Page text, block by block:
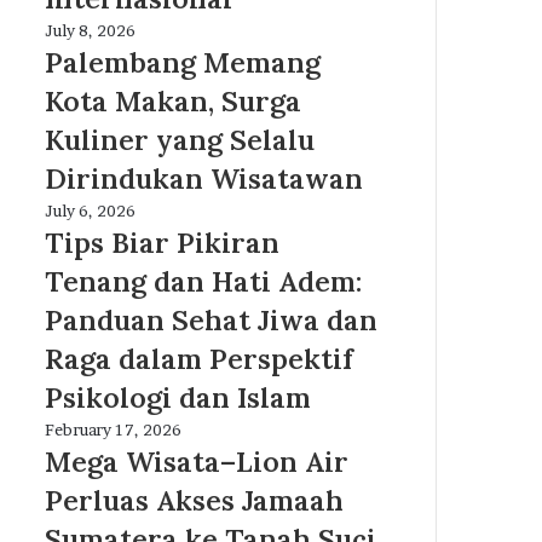
Profesional
Berstandar
Internasional
Palembang
Memang
Makan,
Surga
Kuliner
yang
Selalu
Dirindukan
Wisatawan
July 8, 2026
Palembang Memang
Kota Makan, Surga
Kuliner yang Selalu
Dirindukan Wisatawan
Tips
Biar
Pikiran
Tenang
dan
Hati
Adem:
Panduan
Sehat
Jiwa
dan
Raga
dalam
July 6, 2026
Tips Biar Pikiran
Tenang dan Hati Adem:
Panduan Sehat Jiwa dan
Raga dalam Perspektif
Psikologi dan Islam
Mega
Wisata–
Air
Perluas
February 17, 2026
Mega Wisata–Lion Air
Perluas Akses Jamaah